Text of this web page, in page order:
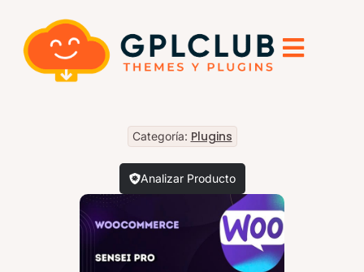
Categoría: Plugins
Analizar Producto